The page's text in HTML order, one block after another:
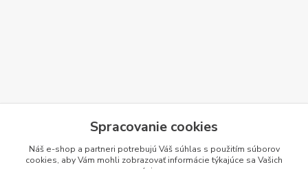
Spracovanie cookies
Náš e-shop a partneri potrebujú Váš súhlas s použitím súborov
cookies, aby Vám mohli zobrazovať informácie týkajúce sa Vašich